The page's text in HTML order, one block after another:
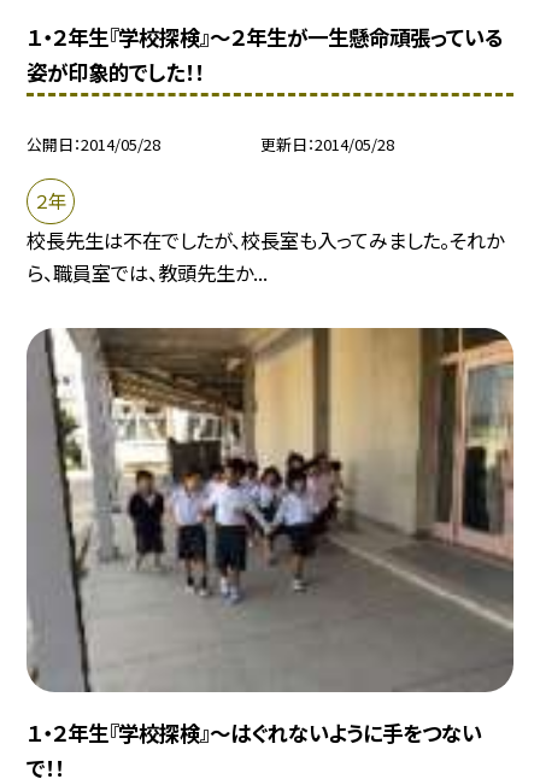
１・２年生『学校探検』〜２年生が一生懸命頑張っている
姿が印象的でした！！
公開日 2014/05/28 更新日 2014/05/28
２年
校長先生は不在でしたが、校長室も入ってみました。それか
ら、職員室では、教頭先生か...
１・２年生『学校探検』〜はぐれないように手をつない
で！！